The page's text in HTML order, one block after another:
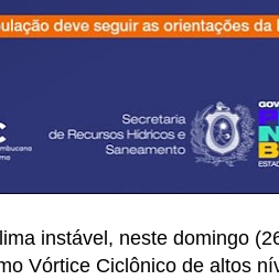
instável, neste domingo
Vórtice Ciclônico de altos